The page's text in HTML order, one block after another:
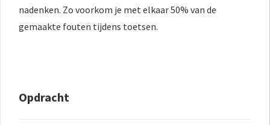
nadenken. Zo voorkom je met elkaar 50% van de
gemaakte fouten tijdens toetsen.
Opdracht